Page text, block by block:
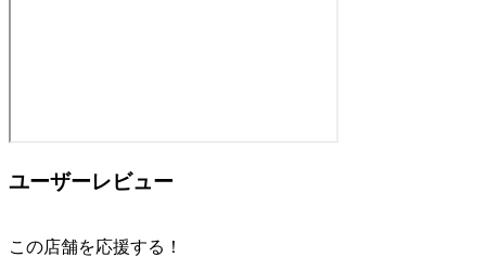
ユーザーレビュー
この店舗を応援する！